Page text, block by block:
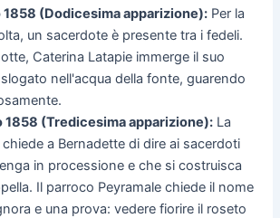
1858 (Dodicesima apparizione): Per la
un sacerdote è presente tra i fedeli.
Caterina Latapie immerge il suo
nell'acqua della fonte, guarendo
1858 (Tredicesima apparizione): La
chiede a Bernadette di dire ai sacerdoti
in processione e che si costruisca
Il parroco Peyramale chiede il nome
e una prova: vedere fiorire il roseto